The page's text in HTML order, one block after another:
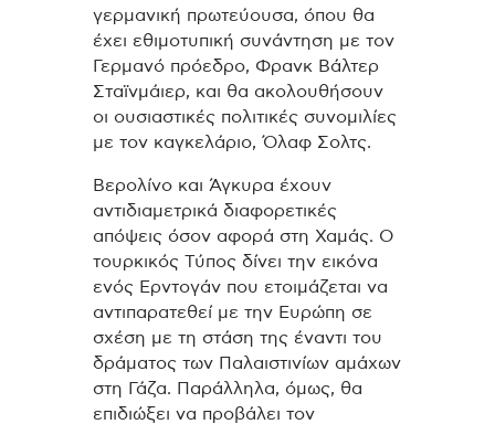
γερμανική πρωτεύουσα, όπου θα
έχει εθιμοτυπική συνάντηση με τον
Γερμανό πρόεδρο, Φρανκ Βάλτερ
Σταϊνμάιερ, και θα ακολουθήσουν
οι ουσιαστικές πολιτικές συνομιλίες
με τον καγκελάριο, Όλαφ Σολτς.
Βερολίνο και Άγκυρα έχουν
αντιδιαμετρικά διαφορετικές
απόψεις όσον αφορά στη Χαμάς. Ο
τουρκικός Τύπος δίνει την εικόνα
ενός Ερντογάν που ετοιμάζεται να
αντιπαρατεθεί με την Ευρώπη σε
σχέση με τη στάση της έναντι του
δράματος των Παλαιστινίων αμάχων
στη Γάζα. Παράλληλα, όμως, θα
επιδιώξει να προβάλει τον